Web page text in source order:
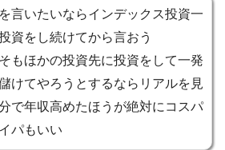
言いたいならインデックス投資一
資をし続けてから言おう
もほかの投資先に投資をして一発
けてやろうとするならリアルを見
で年収高めたほうが絶対にコスパ
パもいい